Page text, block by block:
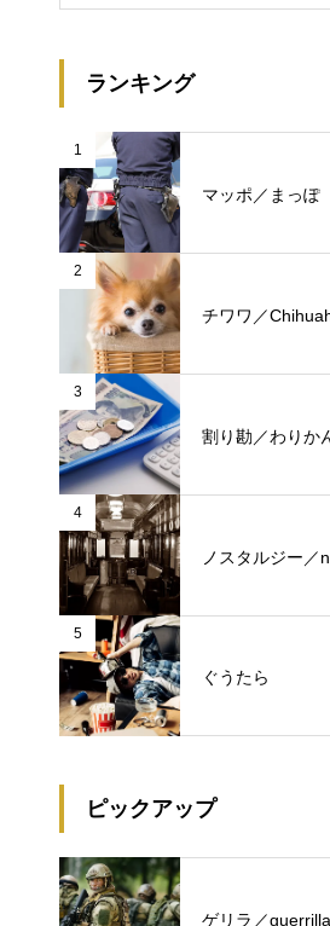
ランキング
1
マッポ／まっぽ
2
チワワ／
3
割り勘／わりかん
4
ノスタルジー／
5
ぐうたら
ピックアップ
ゲリラ／guerrilla